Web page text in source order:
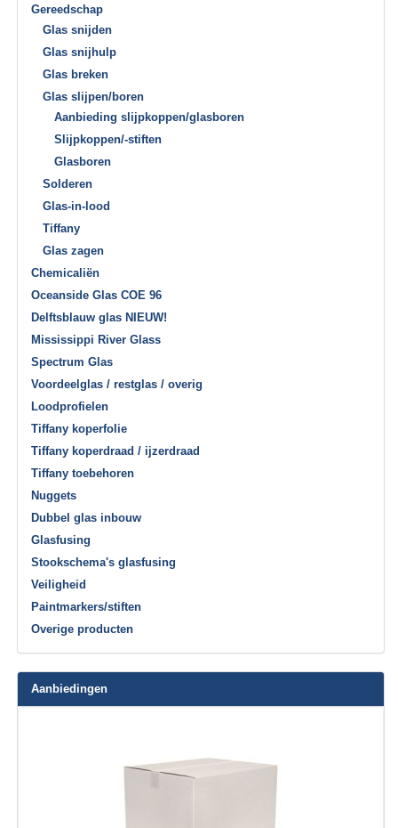
Gereedschap
Glas snijden
Glas snijhulp
Glas breken
Glas slijpen/boren
Aanbieding slijpkoppen/glasboren
Slijpkoppen/-stiften
Glasboren
Solderen
Glas-in-lood
Tiffany
Glas zagen
Chemicaliën
Oceanside Glas COE 96
Delftsblauw glas NIEUW!
Mississippi River Glass
Spectrum Glas
Voordeelglas / restglas / overig
Loodprofielen
Tiffany koperfolie
Tiffany koperdraad / ijzerdraad
Tiffany toebehoren
Nuggets
Dubbel glas inbouw
Glasfusing
Stookschema's glasfusing
Veiligheid
Paintmarkers/stiften
Overige producten
Aanbiedingen